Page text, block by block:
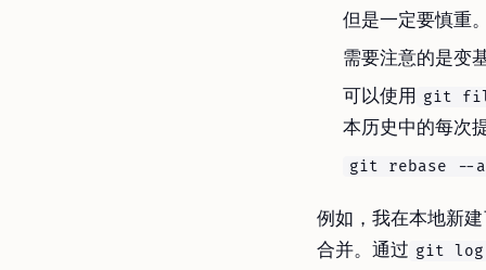
但是一定要慎重
需要注意的是变
可以使用 git
本历史中的每次
git rebase --
例如，我在本地新
合并。通过 git log